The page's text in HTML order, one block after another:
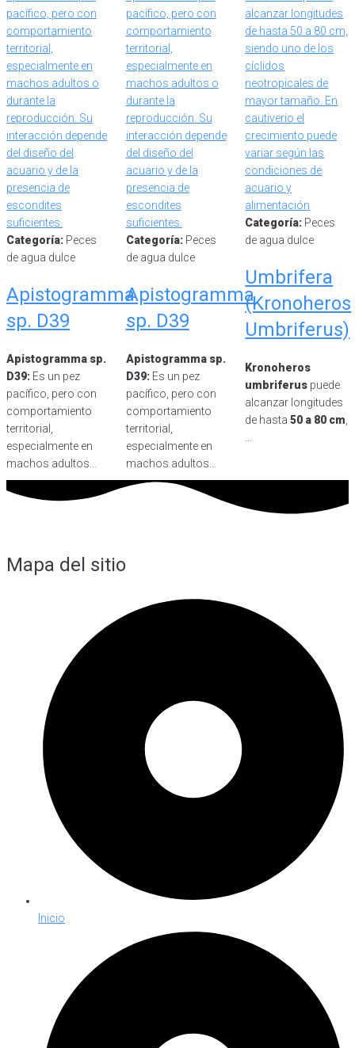
Categoría: Peces
de agua dulce
Apistogramma
sp. D39
Apistogramma sp.
D39: Es un pez
pacífico, pero con
comportamiento
territorial,
especialmente en
machos adultos…
Categoría: Peces
de agua dulce
Apistogramma
sp. D39
Apistogramma sp.
D39: Es un pez
pacífico, pero con
comportamiento
territorial,
especialmente en
machos adultos…
Categoría: Peces
de agua dulce
Umbrifera
(Kronoheros
Umbriferus)
Kronoheros
umbriferus puede
alcanzar longitudes
de hasta50 a 80 cm
Mapa del sitio
Inicio